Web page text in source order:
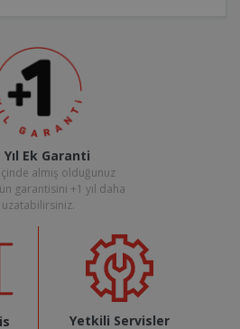
Yıl Ek Garanti
almış olduğunuz
garantisini +1 yıl daha
uzatabilirsiniz.
Yetkili Servisler